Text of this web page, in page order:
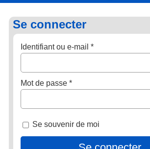
Se connecter
Identifiant ou e-mail*Obligatoire
Mot de passe*Obligatoire
Se souvenir de moi